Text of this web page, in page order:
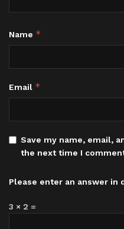
Name *
Email *
Save my name, email,
the next time I
Please enter an answer in
3 × 2 =